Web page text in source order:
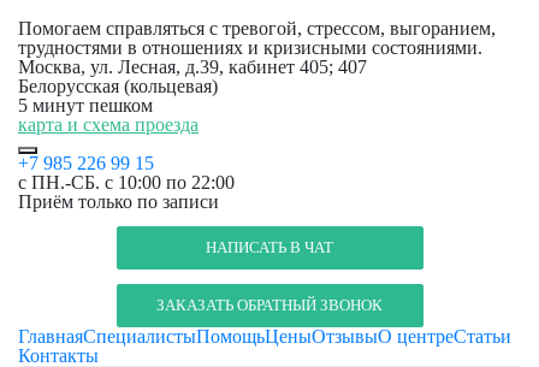
Помогаем справляться с тревогой, стрессом, выгоранием,
трудностями в отношениях и кризисными состояниями.
Москва, ул. Лесная, д.39, кабинет 405; 407
Белорусская (кольцевая)
5 минут пешком
карта и схема проезда
+7 985 226 99 15
с ПН.-СБ. с 10:00 по 22:00
Приём только по записи
НАПИСАТЬ В ЧАТ
ЗАКАЗАТЬ ОБРАТНЫЙ ЗВОНОК
ГлавнаяСпециалистыПомощьЦеныОтзывыО центреСтатьи
Контакты